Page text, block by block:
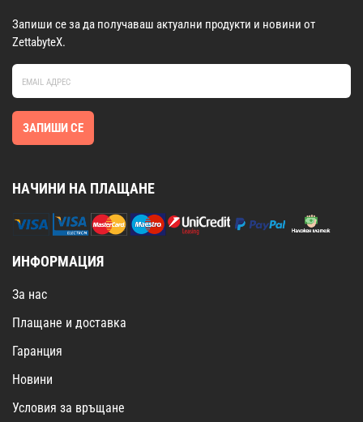
Запиши се за да получаваш актуални продукти и новини от
ZettabyteX.
ЗАПИШИ СЕ
НАЧИНИ НА ПЛАЩАНЕ
ИНФОРМАЦИЯ
За нас
Плащане и доставка
Гаранция
Новини
Условия за връщане